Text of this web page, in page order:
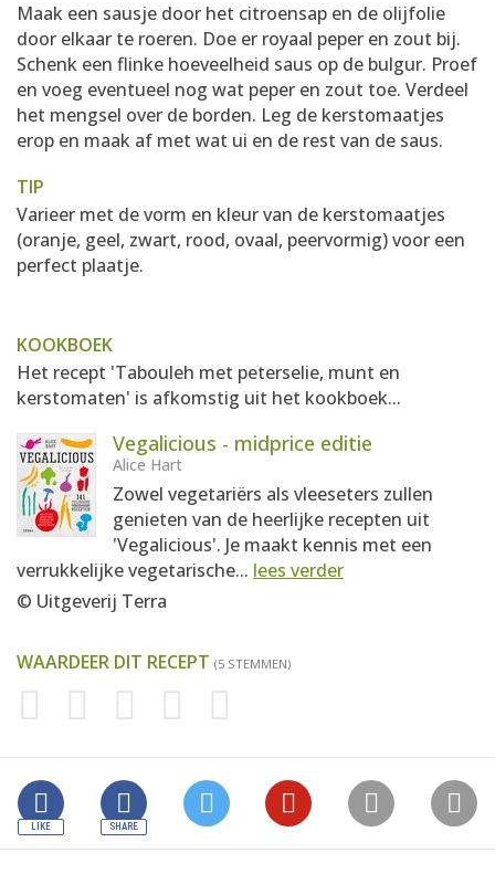
Maak een sausje door het citroensap en de olijfolie
door elkaar te roeren. Doe er royaal peper en zout bij.
Schenk een flinke hoeveelheid saus op de bulgur. Proef
en voeg eventueel nog wat peper en zout toe. Verdeel
het mengsel over de borden. Leg de kerstomaatjes
erop en maak af met wat ui en de rest van de saus.
TIP
Varieer met de vorm en kleur van de kerstomaatjes
(oranje, geel, zwart, rood, ovaal, peervormig) voor een
perfect plaatje.
KOOKBOEK
Het recept 'Tabouleh met peterselie, munt en
kerstomaten' is afkomstig uit het kookboek...
Vegalicious - midprice editie
Alice Hart
Zowel vegetariërs als vleeseters zullen
genieten van de heerlijke recepten uit
'Vegalicious'. Je maakt kennis met een
verrukkelijke vegetarische... lees verder
© Uitgeverij Terra
WAARDEER DIT RECEPT (5 STEMMEN)